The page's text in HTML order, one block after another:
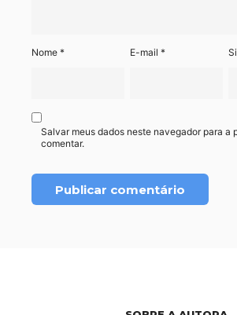
Nome * E-mail*
Salvar meus dados neste navegador para a
comentar.